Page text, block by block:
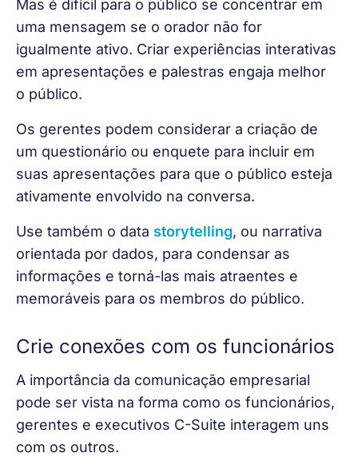
Mas é difícil para o público se concentrar em
uma mensagem se o orador não for
igualmente ativo. Criar experiências interativas
em apresentações e palestras engaja melhor
o público.
Os gerentes podem considerar a criação de
um questionário ou enquete para incluir em
suas apresentações para que o público esteja
ativamente envolvido na conversa.
Use também o data storytelling, ou narrativa
orientada por dados, para condensar as
informações e torná-las mais atraentes e
memoráveis ​​para os membros do público.
Crie conexões com os funcionários
A importância da comunicação empresarial
pode ser vista na forma como os funcionários,
gerentes e executivos C-Suite interagem uns
com os outros.